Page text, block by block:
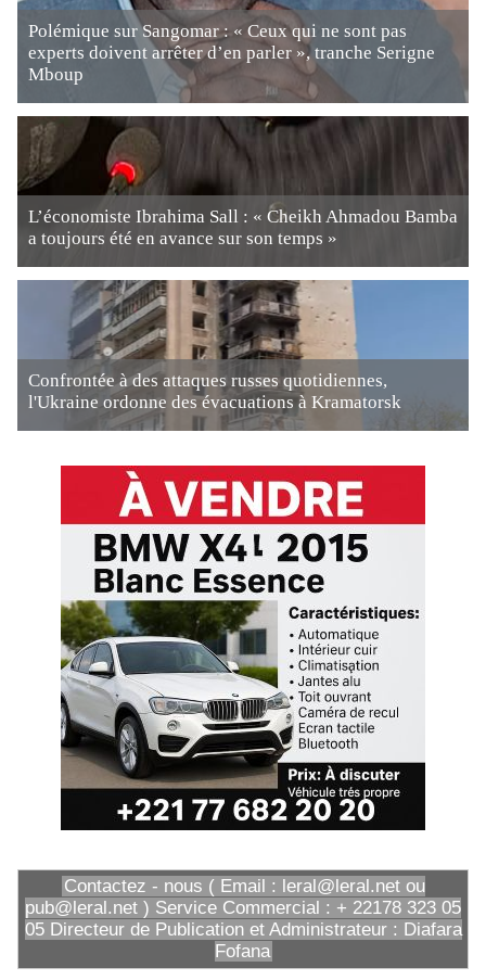
Polémique sur Sangomar : « Ceux qui ne sont pas
experts doivent arrêter d’en parler », tranche Serigne
Mboup
L’économiste Ibrahima Sall : « Cheikh Ahmadou Bamba
a toujours été en avance sur son temps »
Confrontée à des attaques russes quotidiennes,
l'Ukraine ordonne des évacuations à Kramatorsk
Contactez - nous ( Email : leral@leral.net ou
pub@leral.net ) Service Commercial : + 22178 323 05
05 Directeur de Publication et Administrateur : Diafara
Fofana